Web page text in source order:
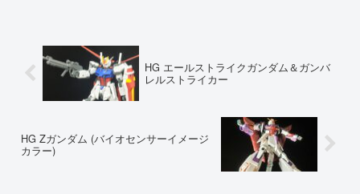
HG エールストライクガンダム＆ガンバ
レルストライカー
HG Zガンダム (バイオセンサーイメージ
カラー)